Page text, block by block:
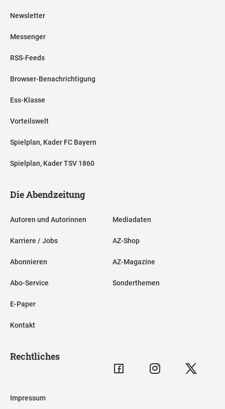
Newsletter
Messenger
RSS-Feeds
Browser-Benachrichtigung
Ess-Klasse
Vorteilswelt
Spielplan, Kader FC Bayern
Spielplan, Kader TSV 1860
Die Abendzeitung
Autoren und Autorinnen
Karriere / Jobs
Abonnieren
Abo-Service
E-Paper
Kontakt
Mediadaten
AZ-Shop
AZ-Magazine
Sonderthemen
Rechtliches
Impressum